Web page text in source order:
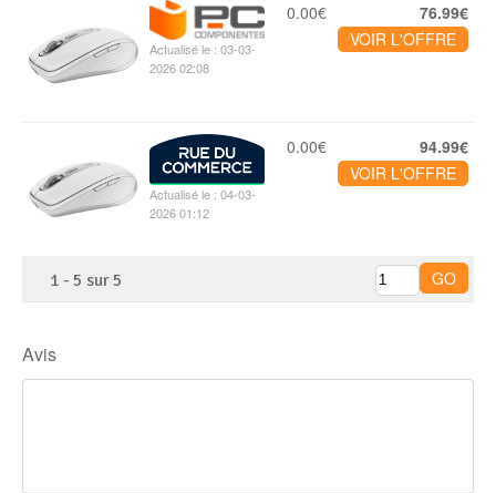
Actualisé le : 03-03-
2026 02:08
0.00€
76.99€
VOIR L'OFFRE
Actualisé le : 04-03-
2026 01:12
0.00€
94.99€
VOIR L'OFFRE
1 - 5 sur5
Avis